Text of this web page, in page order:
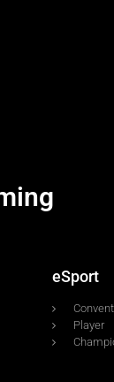
eSport
Player